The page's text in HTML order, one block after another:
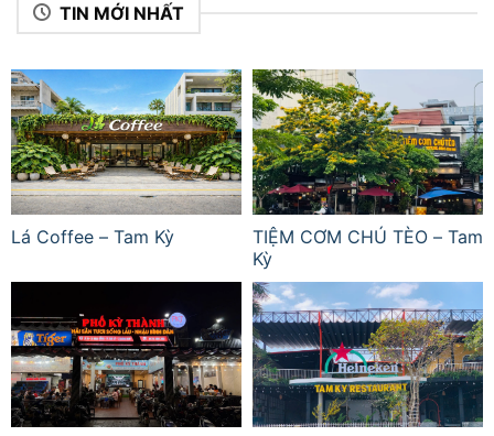
TIN MỚI NHẤT
Lá Coffee – Tam Kỳ
TIỆM CƠM CHÚ TÈO – Tam
Kỳ